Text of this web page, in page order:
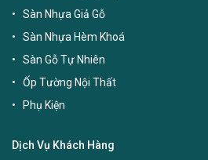
Sàn Nhựa Giả Gỗ
Sàn Nhựa Hèm Khoá
Sàn Gỗ Tự Nhiên
Ốp Tường Nội Thất
Phụ Kiện
Dịch Vụ Khách Hàng